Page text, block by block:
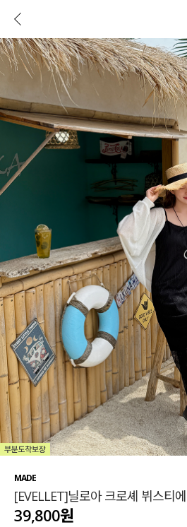
로그인
콘텐츠 리뷰 & 혜택 플러스
CATEGORY
도착보장⚡
신상 5%
베스트
MADE
세트할인 ~30%
하객룩
살안타템
110사이즈
티셔츠
ALL
익
아
티
니트
블
원
팬츠
스
언
MADE
[EVELLET]닐로아 크로셰 뷔스티
39,800원